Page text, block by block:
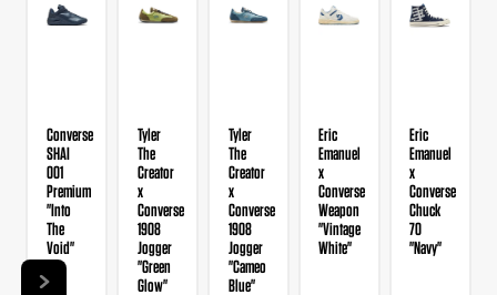
Converse
SHAI
001
Premium
"Into
The
Void"
Tyler
The
Creator
x
Converse
1908
Jogger
"Green
Glow"
Tyler
The
Creator
x
Converse
1908
Jogger
"Cameo
Blue"
Eric
Emanuel
x
Converse
Weapon
"Vintage
White"
Eric
Emanuel
x
Converse
Chuck
70
"Navy"